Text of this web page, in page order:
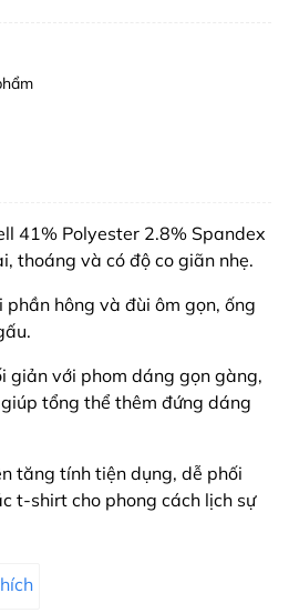
41% Polyester 2.8% Spandex
thoáng và có độ co giãn nhẹ.
phần hông và đùi ôm gọn, ống
giản với phom dáng gọn gàng,
tổng thể thêm đứng dáng
tăng tính tiện dụng, dễ phối
t-shirt cho phong cách lịch sự